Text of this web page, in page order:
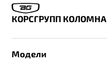
КОРСГРУПП КОЛОМНА
Модели